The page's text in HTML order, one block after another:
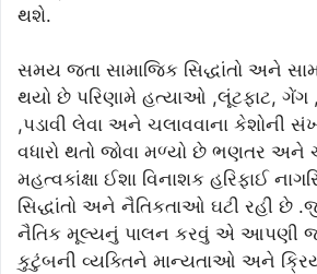
થશે.
સમય જતા સામાજિક સિદ્ધાંતો અને
થયો છે પરિણામે હત્યાઓ ,લૂંટફાટ,
,પડાવી લેવા અને ચલાવવાના કેશોની
વધારો થતો જોવા મળ્યો છે ભણતર
મહત્વકાંક્ષા ઈશા વિનાશક હરિફાઈ
સિદ્ધાંતો અને નૈતિકતાઓ ઘટી રહી છે
નૈતિક મૂલ્યનું પાલન કરવું એ આપણી
કુટુંબની વ્યક્તિને માન્યતાઓ અને